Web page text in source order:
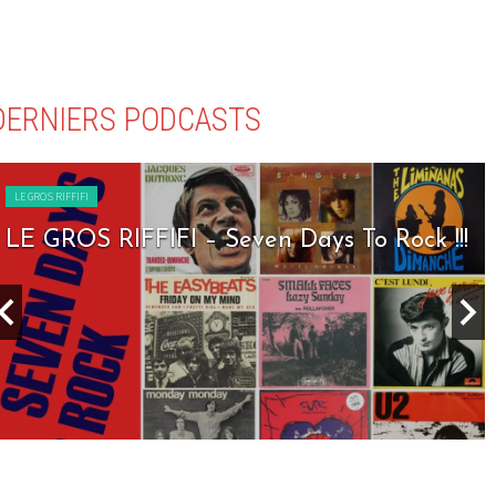
PODCASTS
LE GROS RIFFIFI
LE GROS RIFFIFI – Seven Days To Rock !!!